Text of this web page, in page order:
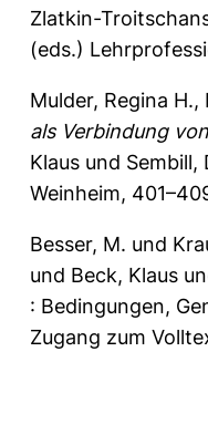
Zlatkin-
(eds.)
Mulder, Regina H.,
als Verbindung
Klaus und Sembill,
Weinheim,
Besser, M. und
und Beck, Klaus
: Bedingungen,
Zugang zum